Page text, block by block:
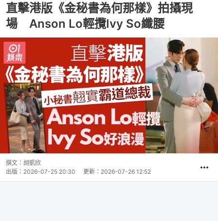
直擊港版《金秘書為何那樣》拍攝現
場 Anson Lo輕攬Ivy So纖腰
撰文： 胡凱欣
出版： 2026-07-25 20:30 更新： 2026-07-26 12:52